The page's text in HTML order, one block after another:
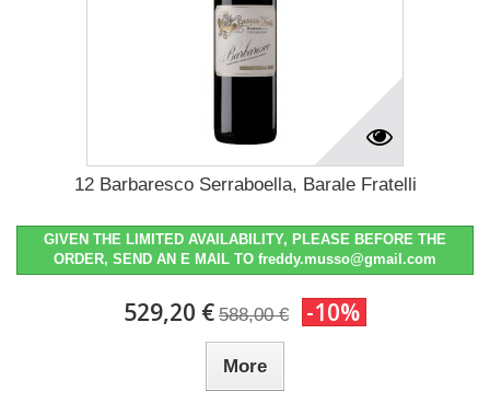
12 Barbaresco Serraboella, Barale Fratelli
GIVEN THE LIMITED AVAILABILITY, PLEASE BEFORE THE
ORDER, SEND AN E MAIL TO freddy.musso@gmail.com
529,20 € 588,00 € -10%
More